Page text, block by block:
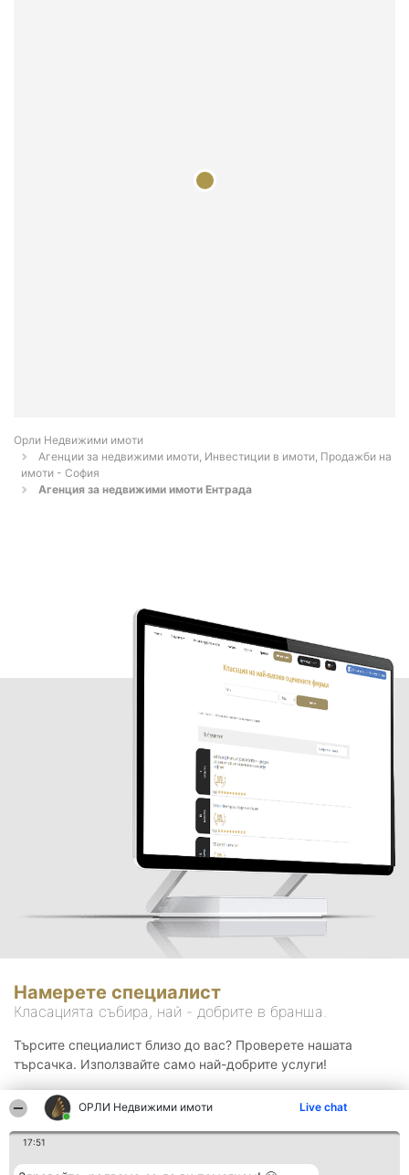
ОРЛИ Недвижими имоти Live chat
17:51
Орли Недвижими имоти
Агенции за недвижими имоти, Инвестиции в имоти, Продажби на
имоти - София
Агенция за недвижими имоти Ентрада
Намерете специалист
Класацията събира, най - добрите в бранша.
Търсите специалист близо до вас? Проверете нашата
търсачка. Използвайте само най-добрите услуги!